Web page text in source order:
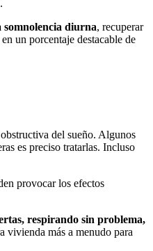
somnolencia diurna, recuperar
un porcentaje destacable de
del sueño. Algunos
es preciso tratarlas. Incluso
provocar los efectos
respirando sin problema,
vivienda más a menudo para